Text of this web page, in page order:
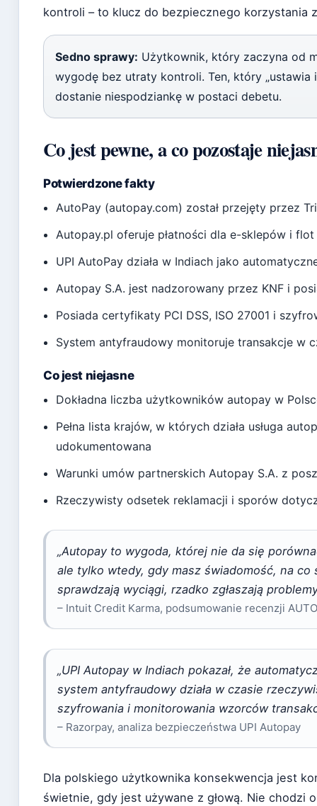
kontroli – to klucz do bezpiecznego korzystania
Sedno sprawy: Użytkownik, który zaczyna od
wygodę bez utraty kontroli. Ten, który „ustawia
dostanie niespodziankę w postaci debetu.
Co jest pewne, a co pozostaje
Potwierdzone fakty
AutoPay (autopay.com) został przejęty przez
Autopay.pl oferuje płatności dla e-sklepów i
UPI AutoPay działa w Indiach jako
Autopay S.A. jest nadzorowany przez KNF i
Posiada certyfikaty PCI DSS, ISO 27001 i
System antyfraudowy monitoruje transakcje w
Co jest niejasne
Dokładna liczba użytkowników autopay w
Pełna lista krajów, w których działa usługa
udokumentowana
Warunki umów partnerskich Autopay S.A. z
Rzeczywisty odsetek reklamacji i sporów
„Autopay to wygoda, której nie da się
ale tylko wtedy, gdy masz świadomość, na
sprawdzają wyciągi, rzadko zgłaszają
– Intuit Credit Karma, podsumowanie recenzji
„UPI Autopay w Indiach pokazał, że
system antyfraudowy działa w czasie
szyfrowania i monitorowania wzorców
– Razorpay, analiza bezpieczeństwa UPI Autopay
Dla polskiego użytkownika konsekwencja jest
świetnie, gdy jest używane z głową. Nie chodzi